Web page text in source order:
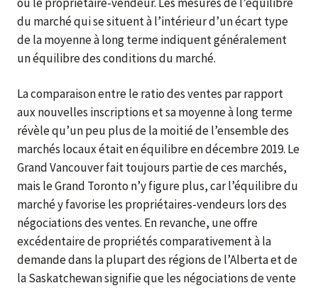
du marché qui se situent à l’intérieur d’un écart type
de la moyenne à long terme indiquent généralement
un équilibre des conditions du marché.
La comparaison entre le ratio des ventes par rapport
aux nouvelles inscriptions et sa moyenne à long terme
révèle qu’un peu plus de la moitié de l’ensemble des
marchés locaux était en équilibre en décembre 2019. Le
Grand Vancouver fait toujours partie de ces marchés,
mais le Grand Toronto n’y figure plus, car l’équilibre du
marché y favorise les propriétaires-vendeurs lors des
négociations des ventes. En revanche, une offre
excédentaire de propriétés comparativement à la
demande dans la plupart des régions de l’Alberta et de
la Saskatchewan signifie que les négociations de vente